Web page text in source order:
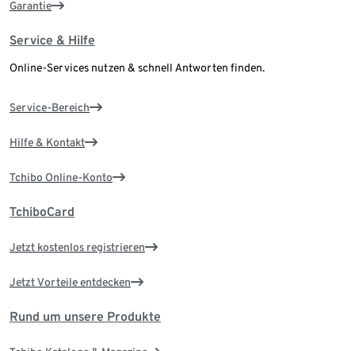
Garantie
Service & Hilfe
Online-Services nutzen & schnell Antworten finden.
Service-Bereich
Hilfe & Kontakt
Tchibo Online-Konto
TchiboCard
Jetzt kostenlos registrieren
Jetzt Vorteile entdecken
Rund um unsere Produkte